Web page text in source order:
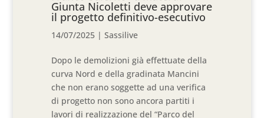
Giunta Nicoletti deve approvare
il progetto definitivo-esecutivo
14/07/2025 |Sassilive
Dopo le demolizioni già effettuate della
curva Nord e della gradinata Mancini
che non erano soggette ad una verifica
di progetto non sono ancora partiti i
lavori di realizzazione del “Parco del